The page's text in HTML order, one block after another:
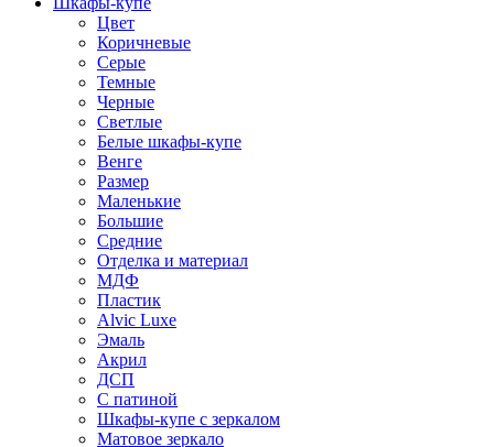
Цвет
Коричневые
Серые
Темные
Черные
Светлые
Белые шкафы-купе
Венге
Размер
Маленькие
Большие
Средние
Отделка и материал
МДФ
Пластик
Alvic Luxe
Эмаль
Акрил
ДСП
С патиной
Шкафы-купе с зеркалом
Матовое зеркало